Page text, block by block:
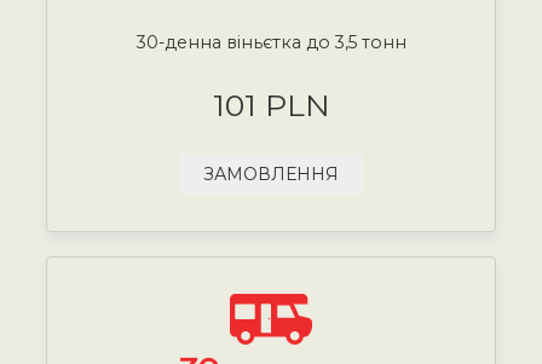
30-денна віньєтка до 3,5 тонн
101 PLN
ЗАМОВЛЕННЯ